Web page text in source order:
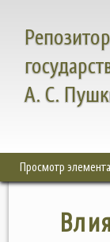
А. С.
Просмотр элемента